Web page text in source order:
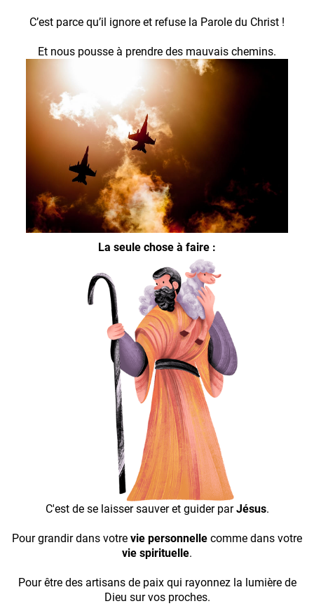
C’est parce qu’il ignore et refuse la Parole du Christ !
Et nous pousse à prendre des mauvais chemins.
La seule chose à faire :
C'est de se laisser sauver et guider parJésus.
Pour grandir dans votre vie personnelle comme dans votre
vie spirituelle.
Pour être des artisans de paix qui rayonnez la lumière de
Dieu sur vos proches.